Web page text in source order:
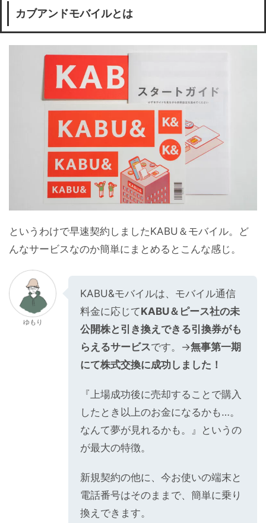
カブアンドモバイルとは
というわけで早速契約しましたKABU＆モバイル。ど
んなサービスなのか簡単にまとめるとこんな感じ。
ゆもり
KABU&モバイルは、モバイル通信
料金に応じてKABU＆ピース社の未
公開株と引き換えできる引換券がも
らえるサービスです。→無事第一期
にて株式交換に成功しました！
『上場成功後に売却することで購入
したとき以上のお金になるかも…。
なんて夢が見れるかも。』というの
が最大の特徴。
新規契約の他に、今お使いの端末と
電話番号はそのままで、簡単に乗り
換えできます。